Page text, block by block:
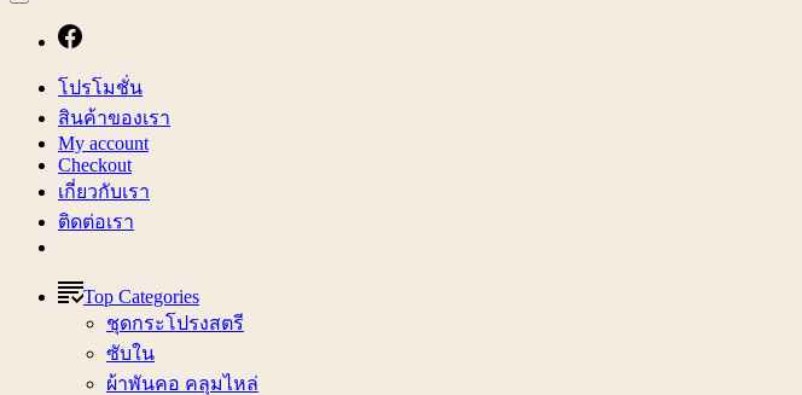
โปรโมชั่น
สินค้าของเรา
My account
Checkout
เกี่ยวกับเรา
ติดต่อเรา
Top Categories
ชุดกระโปรงสตรี
ซับใน
ผ้าพันคอ คลุมไหล่